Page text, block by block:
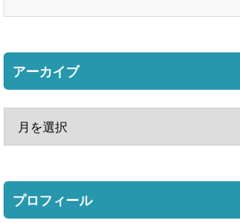
アーカイブ
プロフィール